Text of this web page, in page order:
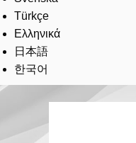
Türkçe
Ελληνικά
日本語
한국어